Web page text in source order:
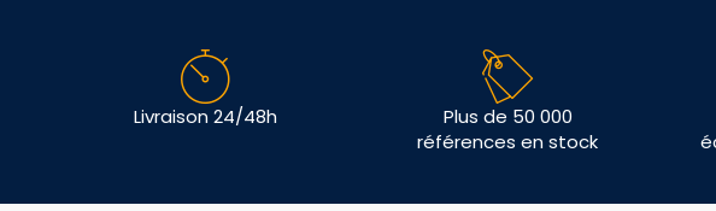
Livraison 24/48h
Plus de 50 000
références en stock